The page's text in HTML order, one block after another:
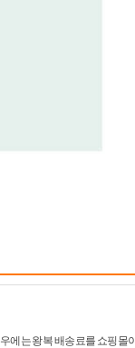
에는 왕복 배송료를 쇼핑몰이